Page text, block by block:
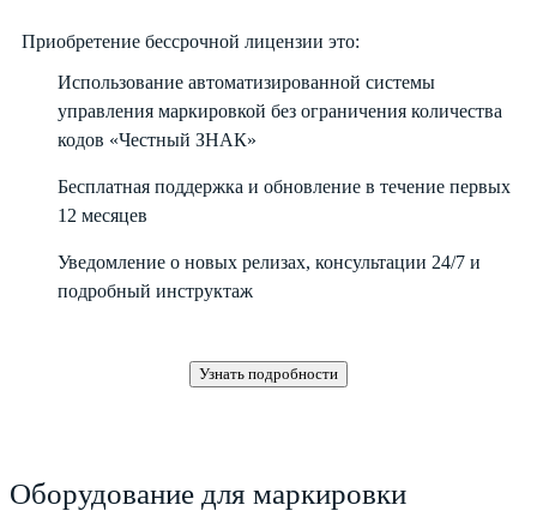
Приобретение бессрочной лицензии это:
Использование автоматизированной системы
управления маркировкой без ограничения количества
кодов «Честный ЗНАК»
Бесплатная поддержка и обновление в течение первых
12 месяцев
Уведомление о новых релизах, консультации 24/7 и
подробный инструктаж
Узнать подробности
Оборудование для маркировки